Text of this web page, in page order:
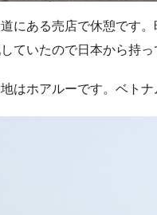
にある売店で休憩です
ていたので日本から持っ
はホアルーです。ベト